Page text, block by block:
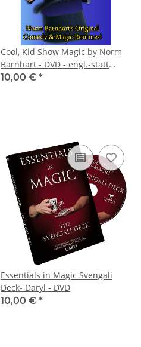
Cool, Kid Show Magic by Norm
Barnhart - DVD - engl.-statt
32,00
10,00 € *
Essentials in Magic Svengali
Deck- Daryl - DVD
10,00 € *